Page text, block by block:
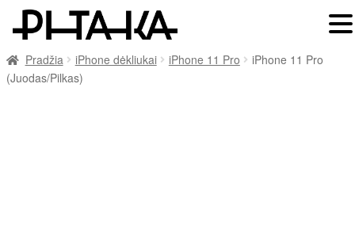
Pradžia iPhone dėkliukai iPhone 11 Pro
iPhone 11 Pro
(Juodas/Pilkas)